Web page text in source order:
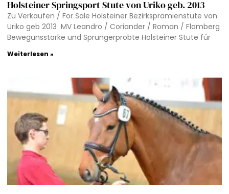
Holsteiner Springsport Stute von Uriko geb. 2013
Zu Verkaufen / For Sale Holsteiner Bezirksprämienstute von
Uriko geb 2013 MV Leandro / Coriander / Roman / Flamberg
Bewegunsstarke und Sprungerprobte Holsteiner Stute für
Weiterlesen »